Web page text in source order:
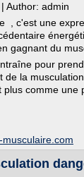
Author: admin
, c'est une
gagnant du
pour
de la
comme une